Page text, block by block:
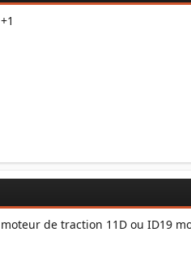
+1
moteur de traction 11D ou ID19